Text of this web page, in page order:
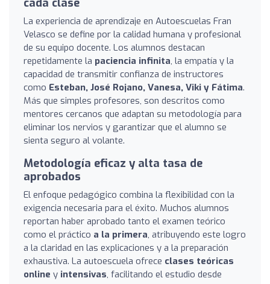
La experiencia de aprendizaje en Autoescuelas Fran
Velasco se define por la calidad humana y profesional
de su equipo docente. Los alumnos destacan
repetidamente la paciencia infinita, la empatía y la
capacidad de transmitir confianza de instructores
como Esteban, José Rojano, Vanesa, Viki y Fátima.
Más que simples profesores, son descritos como
mentores cercanos que adaptan su metodología para
eliminar los nervios y garantizar que el alumno se
sienta seguro al volante.
Metodología eficaz y alta tasa de
aprobados
El enfoque pedagógico combina la flexibilidad con la
exigencia necesaria para el éxito. Muchos alumnos
reportan haber aprobado tanto el examen teórico
como el práctico a la primera, atribuyendo este logro
a la claridad en las explicaciones y a la preparación
exhaustiva. La autoescuela ofrece clases teóricas
online y intensivas, facilitando el estudio desde